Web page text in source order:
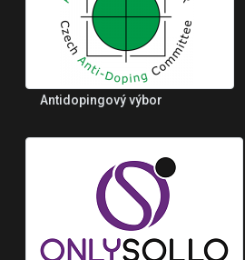
Antidopingový výbor